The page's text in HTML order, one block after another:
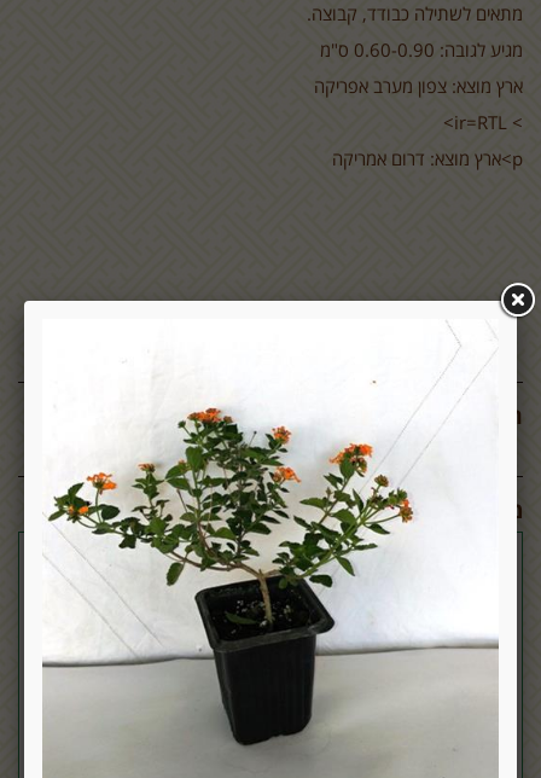
מתאים לשתילה כבודד, קבוצה.
מגיע לגובה: 0.60-0.90 ס"מ
ארץ מוצא: צפון מערב אפריקה
> ir=RTL>
p>ארץ מוצא: דרום אמריקה
תגובות:
מוצרים דומים: